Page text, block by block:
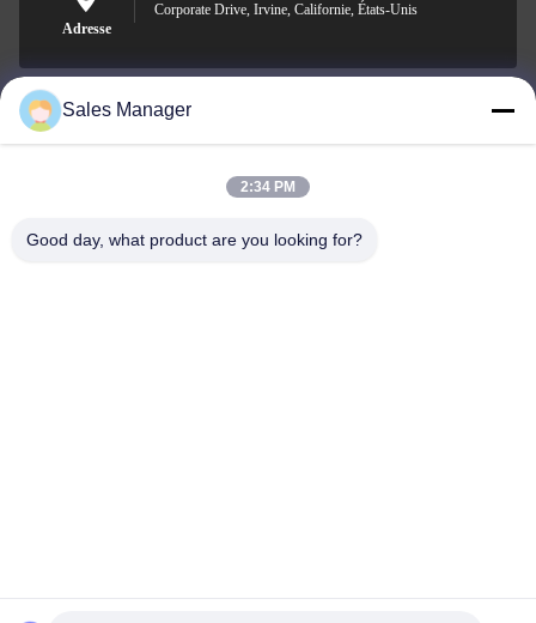
Adresse
Corporate Drive, Irvine, Californie, États-Unis
sales@ltcircuit.com
Sales Manager
2:34 PM
Good day, what product are you looking for?